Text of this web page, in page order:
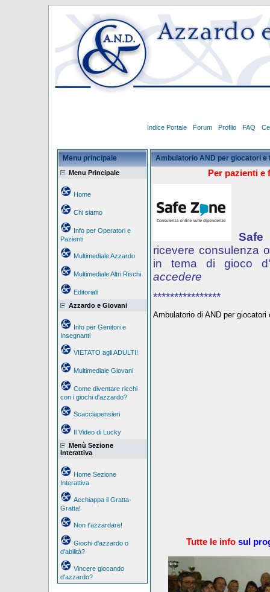
Indice Portale Forum Profilo FAQ
Menu principale
Menu Principale
Home
Chi siamo
Info per Operatori e
Pazienti
Multimediale Azzardo
Multimediale Altri Rischi
Editoriali
Azzardo e Giovani
Info per Genitori e
Insegnanti
VIETATO agli ADULTI!
Multimediale Giovani
Come diventare ricchi
con i giochi d'azzardo?
Scacciapensieri
Il Video di Lucky
Menù Sezione
Interattiva
Home Sezione
Interattiva
Acchiappa il Gratta-
Gratta!
Non t'azzardare!
Giochi d'azzardo o
d'abilità?
Vincere giocando
d'azzardo?
Ambulatorio AND per giocatori e
Per pazienti e
Safe
ricevere consulenza
in tema di gioco
accedere
****************
Ambulatorio di AND per giocatori
Tutte le info sul